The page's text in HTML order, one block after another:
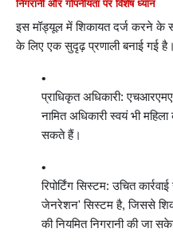
निगरानी और गोपनीयता पर विशेष ध्यान
इस मॉड्यूल में शिकायत दर्ज करने के
के लिए एक सुदृढ़ प्रणाली बनाई गई है।
प्राधिकृत अधिकारी:
नामित अधिकारी स्वयं भी
सकते हैं।
रिपोर्टिंग सिस्टम: उचित
जेनरेशन' सिस्टम है, जिससे
की नियमित निगरानी की जा